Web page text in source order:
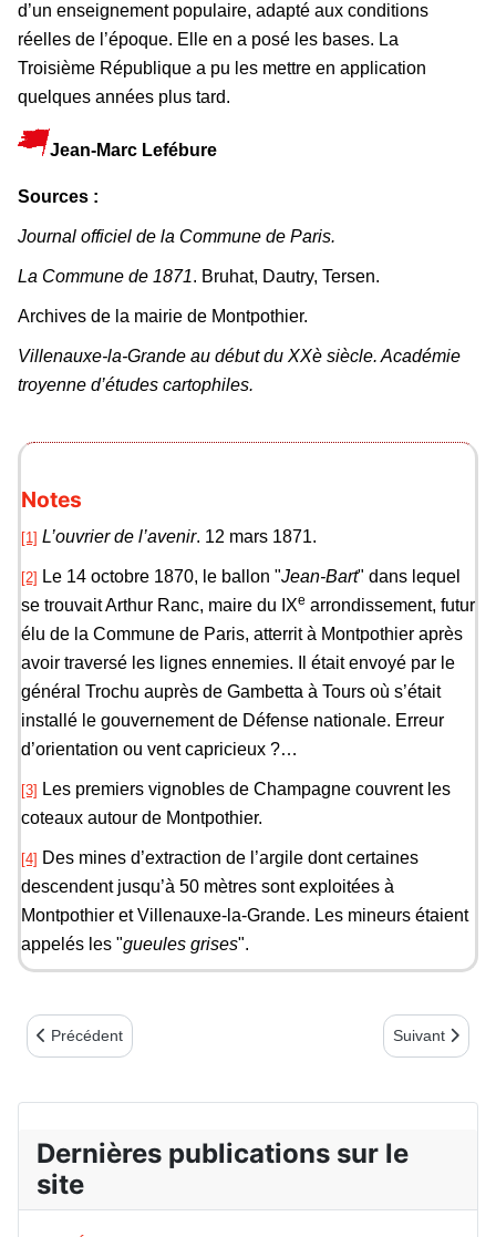
d’un enseignement populaire, adapté aux conditions
réelles de l’époque. Elle en a posé les bases. La
Troisième République a pu les mettre en application
quelques années plus tard.
Jean-Marc Lefébure
Sources :
Journal officiel de la Commune de Paris.
La Commune de 1871. Bruhat, Dautry, Tersen.
Archives de la mairie de Montpothier.
Villenauxe-la-Grande au début du XXè siècle. Académie
troyenne d’études cartophiles.
Notes
[1] L’ouvrier de l’avenir. 12 mars 1871.
[2] Le 14 octobre 1870, le ballon "Jean-Bart" dans lequel
se trouvait Arthur Ranc, maire du IXe arrondissement, futur
élu de la Commune de Paris, atterrit à Montpothier après
avoir traversé les lignes ennemies. Il était envoyé par le
général Trochu auprès de Gambetta à Tours où s’était
installé le gouvernement de Défense nationale. Erreur
d’orientation ou vent capricieux ?…
[3] Les premiers vignobles de Champagne couvrent les
coteaux autour de Montpothier.
[4] Des mines d’extraction de l’argile dont certaines
descendent jusqu’à 50 mètres sont exploitées à
Montpothier et Villenauxe-la-Grande. Les mineurs étaient
appelés les "gueules grises".
Article précédent : La poste et la Commune
Précédent Article suivant
Suivant
Dernières publications sur le
site